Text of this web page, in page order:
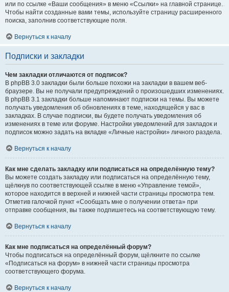
или по ссылке «Ваши сообщения» в меню «Ссылки» на главной странице.
Чтобы найти созданные вами темы, используйте страницу расширенного
поиска, заполнив соответствующие поля.
Вернуться к началу
Подписки и закладки
Чем закладки отличаются от подписок?
В phpBB 3.0 закладки были больше похожи на закладки в вашем веб-
браузере. Вы не получали предупреждений о произошедших изменениях.
В phpBB 3.1 закладки больше напоминают подписки на темы. Вы можете
получать уведомления об обновлениях в теме, находящейся у вас в
закладках. В случае подписки, вы будете получать уведомления об
изменениях в теме или форуме. Настройки уведомлений для закладок и
подписок можно задать на вкладке «Личные настройки» личного раздела.
Вернуться к началу
Как мне сделать закладку или подписаться на определённую тему?
Вы можете создать закладку или подписаться на определённую тему,
щёлкнув по соответствующей ссылке в меню «Управление темой»,
которое находится в верхней и нижней части страницы просмотра тем.
Отметив галочкой пункт «Сообщать мне о получении ответа» при
отправке сообщения, вы также подпишетесь на соответствующую тему.
Вернуться к началу
Как мне подписаться на определённый форум?
Чтобы подписаться на определённый форум, щёлкните по ссылке
«Подписаться на форум» в нижней части страницы просмотра
соответствующего форума.
Вернуться к началу